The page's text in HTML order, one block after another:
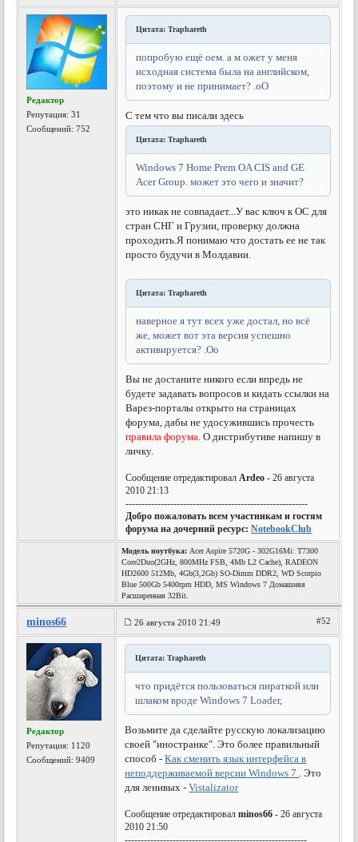
Редактор
Репутация:31
Сообщений: 752
Цитата: Traphareth
попробую ещё оем. а м ожет у меня
исходная система была на английском,
поэтому и не принимает? .оО
С тем что вы писали здесь
Цитата: Traphareth
Windows 7 Home Prem OA CIS and GE
Acer Group. может это чего и значит?
это никак не совпадает...У вас ключ к ОС для
стран СНГ и Грузии, проверку должна
проходить.Я понимаю что достать ее не так
просто будучи в Молдавии.
Цитата: Traphareth
наверное я тут всех уже достал, но всё
же, может вот эта версия успешно
активируется? .Оо
Вы не достаните никого если впредь не
будете задавать вопросов и кидать ссылки на
Варез-порталы открыто на страницах
форума, дабы не удосужившись прочесть
правила форума. О дистрибутиве напишу в
личку.
Сообщение отредактировалArdeo - 26 августа
2010 21:13
---------------------------------------------------------
Добро пожаловать всем участникам и гостям
форума на дочерний ресурс:NotebookClub
Модель ноутбука: Acer Aspire 5720G - 302G16Mi: T7300
Core2Duo(2GHz, 800MHz FSB, 4Mb L2 Cache), RADEON
HD2600 512Mb, 4Gb(3,2Gb) SO-Dimm DDR2, WD Scorpio
Blue 500Gb 5400rpm HDD, MS Windows 7 Домашняя
Расширенная 32Bit.
minos66 26 августа 2010 21:49 #52
Редактор
Репутация: 1120
Сообщений: 9409
Цитата: Traphareth
что придётся пользоваться пираткой или
шлаком вроде Windows 7 Loader,
Возьмите да сделайте русскую локализацию
своей "иностранке". Это более правильный
способ -Как сменить язык интерфейса в
неподдерживаемой версии Windows 7 . Это
для ленивых -Vistalizator
Сообщение отредактировалminos66 - 26 августа
2010 21:50
---------------------------------------------------------